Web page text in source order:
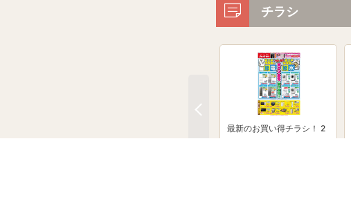
チラシ
最新のお買い得チラシ！ 2